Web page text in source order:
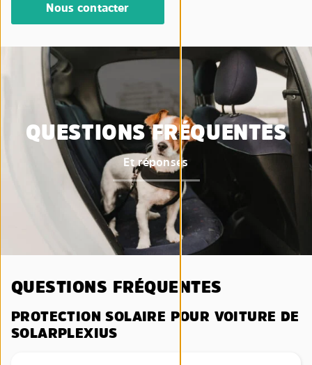
Nous contacter
QUESTIONS FRÉQUENTES
Et réponses
QUESTIONS FRÉQUENTES
PROTECTION SOLAIRE POUR VOITURE DE
SOLARPLEXIUS